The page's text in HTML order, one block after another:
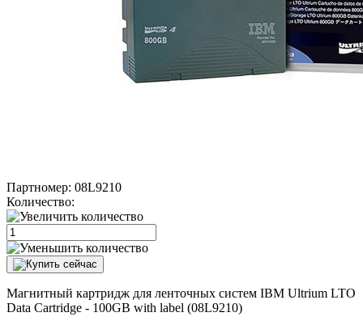
Партномер: 08L9210
Количество:
Магнитный картридж для ленточных систем IBM Ultrium LTO
Data Cartridge - 100GB with label (08L9210)